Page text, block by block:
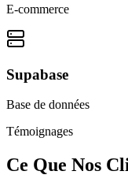
E-commerce
Supabase
Base de données
Témoignages
Ce Que Nos